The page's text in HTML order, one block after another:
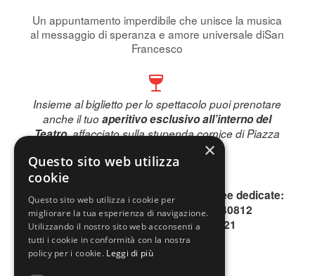
Un appuntamento imperdibile che unisce la musica
al messaggio di speranza e amore universale diSan
Francesco
Insieme al biglietto per lo spettacolo puoi prenotare
anche il tuoaperitivo esclusivo all’interno del
Teatro, affacciato sulla stupenda cornice di Piazza
Prenota subito!
Per informazioni, contattare le due linee dedicate:
INFOLINE 0200640813 o 0200640812
SMS o WhatsApp 344.1996621
×
Questo sito web utilizza
cookie
Questo sito web utilizza i cookie per
migliorare la tua esperienza di navigazione.
Utilizzando il nostro sito web acconsenti a
tutti i cookie in conformità con la nostra
policy per i cookie. Leggi di più